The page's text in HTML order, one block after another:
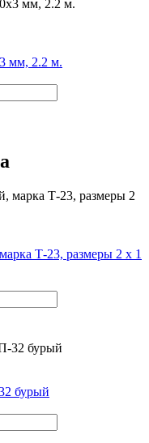
мм, 2.2 м.
Т-23, размеры 2 x 1
бурый